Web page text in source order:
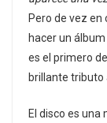
Pero de vez
hacer un
es el primero
brillante tributo
El disco es